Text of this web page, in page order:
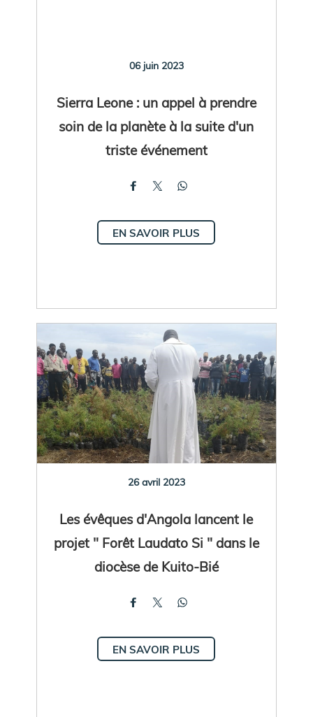
06 juin 2023
Sierra Leone : un appel à prendre
soin de la planète à la suite d'un
triste événement
EN SAVOIR PLUS
26 avril 2023
Les évêques d'Angola lancent le
projet " Forêt Laudato Si " dans le
diocèse de Kuito-Bié
EN SAVOIR PLUS